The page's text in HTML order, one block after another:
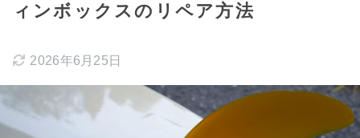
ィンボックスのリペア方法
2026年6月25日